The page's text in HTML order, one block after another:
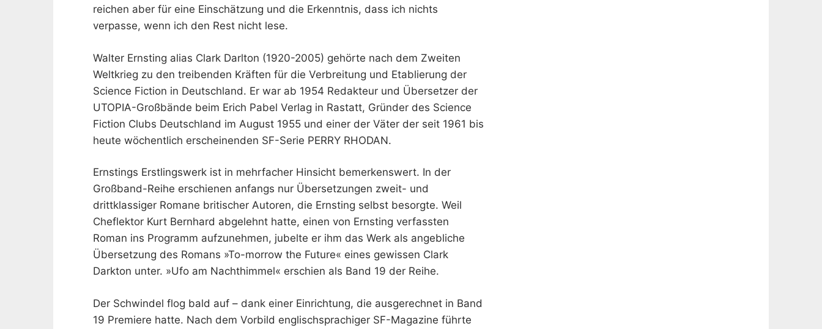
reichen aber für eine Einschätzung und die Erkenntnis, dass ich nichts
verpasse, wenn ich den Rest nicht lese.
Walter Ernsting alias Clark Darlton (1920-2005) gehörte nach dem Zweiten
Weltkrieg zu den treibenden Kräften für die Verbreitung und Etablierung der
Science Fiction in Deutschland. Er war ab 1954 Redakteur und Übersetzer der
UTOPIA-Großbände beim Erich Pabel Verlag in Rastatt, Gründer des Science
Fiction Clubs Deutschland im August 1955 und einer der Väter der seit 1961 bis
heute wöchentlich erscheinenden SF-Serie PERRY RHODAN.
Ernstings Erstlingswerk ist in mehrfacher Hinsicht bemerkenswert. In der
Großband-Reihe erschienen anfangs nur Übersetzungen zweit- und
drittklassiger Romane britischer Autoren, die Ernsting selbst besorgte. Weil
Cheflektor Kurt Bernhard abgelehnt hatte, einen von Ernsting verfassten
Roman ins Programm aufzunehmen, jubelte er ihm das Werk als angebliche
Übersetzung des Romans »To-morrow the Future« eines gewissen Clark
Darkton unter. »Ufo am Nachthimmel« erschien als Band 19 der Reihe.
Der Schwindel flog bald auf – dank einer Einrichtung, die ausgerechnet in Band
19 Premiere hatte. Nach dem Vorbild englischsprachiger SF-Magazine führte